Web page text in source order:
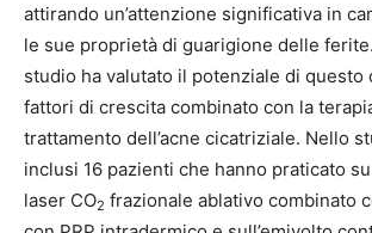
attirando un’attenzione significativa in
le sue proprietà di guarigione delle
studio ha valutato il potenziale di questo
fattori di crescita combinato con la
trattamento dell’acne cicatriziale. Nello
inclusi 16 pazienti che hanno praticato
laser CO2 frazionale ablativo combinato